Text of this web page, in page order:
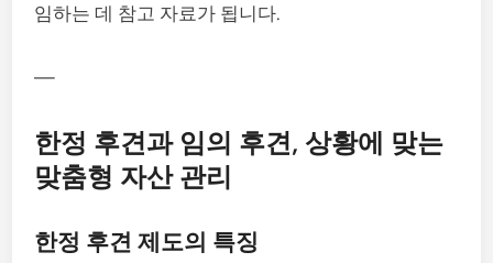
임하는 데 참고 자료가 됩니다.
—
한정 후견과 임의 후견, 상황에 맞는
맞춤형 자산 관리
한정 후견 제도의 특징